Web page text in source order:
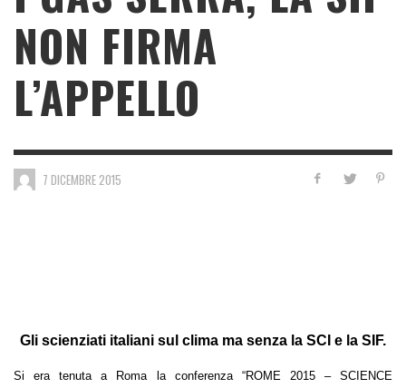
NON FIRMA
L’APPELLO
7 DICEMBRE 2015
Gli scienziati italiani sul clima ma senza la SCI e la SIF.
Si era tenuta a Roma la conferenza “ROME 2015 – SCIENCE